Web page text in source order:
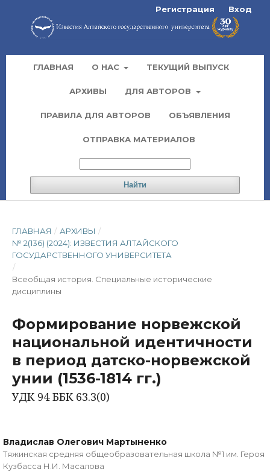
ГЛАВНАЯ О НАС ТЕКУЩИЙ ВЫПУСК
АРХИВЫ ДЛЯ АВТОРОВ
ПРАВИЛА ДЛЯ АВТОРОВ ОБЪЯВЛЕНИЯ
ОТПРАВКА МАТЕРИАЛОВ
Найти
Регистрация Вход
ГЛАВНАЯ / АРХИВЫ /
№ 2(136) (2024): ИЗВЕСТИЯ АЛТАЙСКОГО
ГОСУДАРСТВЕННОГО УНИВЕРСИТЕТА
/
Всеобщая история. Специальные исторические
дисциплины
Формирование норвежской
национальной идентичности
в период датско-норвежской
унии (1536-1814 гг.)
УДК 94 ББК 63.3(0)
Владислав Олегович Мартыненко
Тяжинская средняя общеобразовательная школа №1 им. Героя
Кузбасса Н.И. Масалова